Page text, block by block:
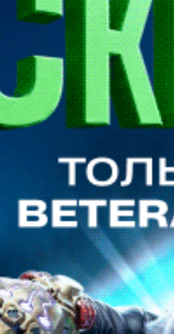
наш сайт вы принимаете
и политику обработки файлов